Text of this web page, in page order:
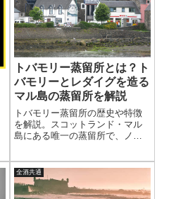
トバモリー蒸留所とは？ト
バモリーとレダイグを造る
マル島の蒸留所を解説
トバモリー蒸留所の歴史や特徴
を解説。スコットランド・マル
島にある唯一の蒸留所で、ノン
テッドの「レダイグ」を製造し
ている。2つのブランドの違いや
蒸留所の魅力をわかりやすく紹
介する。
全酒共通